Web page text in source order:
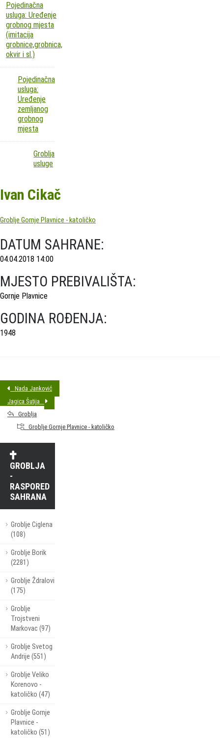
Pojedinačna
usluga: Uređenje
grobnog mjesta
(imitacija
grobnice,grobnica,
okvir i sl.)
Pojedinačna
usluga:
Uređenje
zemljanog
grobnog
mjesta
Groblja
usluge
Ivan Cikač
Groblje Gornje Plavnice - katoličko
DATUM SAHRANE:
04.04.2018 14:00
MJESTO PREBIVALIŠTA:
Gornje Plavnice
GODINA ROĐENJA:
1948
Nada Janković
Jagica Šutija
Groblja
Groblje Gornje Plavnice - katoličko
GROBLJA
-
RASPORED
SAHRANA
Groblje Ciglena
(108)
Groblje Borik
(2281)
Groblje Ždralovi
(175)
Groblje
Trojstveni
Markovac (97)
Groblje Svetog
Andrije (551)
Groblje Veliko
Korenovo -
katoličko (47)
Groblje Gornje
Plavnice -
katoličko (51)